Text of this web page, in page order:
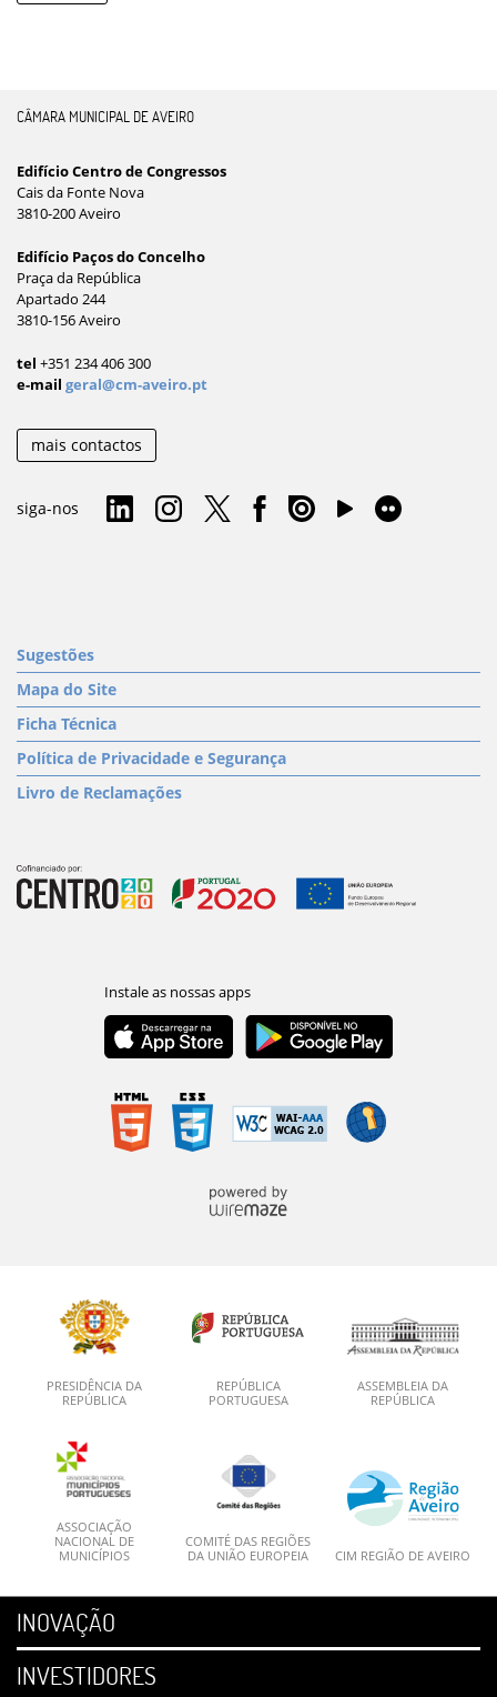
CÂMARA MUNICIPAL DE AVEIRO
Edifício Centro de Congressos
Cais da Fonte Nova
3810-200 Aveiro
Edifício Paços do Concelho
Praça da República
Apartado 244
3810-156 Aveiro
tel +351 234 406 300
e-mail geral@cm-aveiro.pt
mais contactos
siga-nos
Sugestões
Mapa do Site
Ficha Técnica
Política de Privacidade e Segurança
Livro de Reclamações
PRESIDÊNCIA DA
REPÚBLICA
REPÚBLICA
PORTUGUESA
ASSEMBLEIA DA
REPÚBLICA
ASSOCIAÇÃO
NACIONAL DE
MUNICÍPIOS
COMITÉ DAS REGIÕES
DA UNIÃO EUROPEIA
CIM REGIÃO DE AVEIRO
INOVAÇÃO
INVESTIDORES